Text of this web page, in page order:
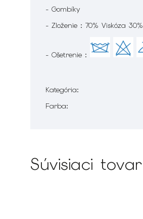
- Gombíky
- Zloženie : 70% Viskóza
- Ošetrenie :
Kategória:
Farba:
Súvisiaci tovar